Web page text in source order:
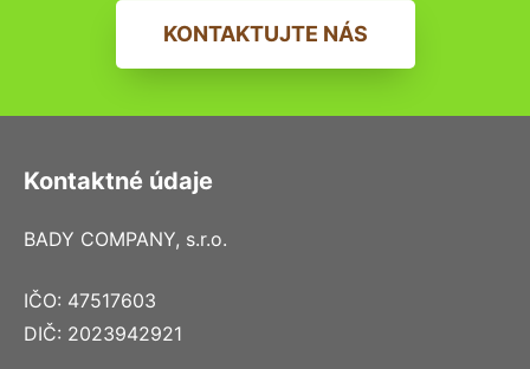
KONTAKTUJTE NÁS
Kontaktné údaje
BADY COMPANY, s.r.o.
IČO: 47517603
DIČ: 2023942921